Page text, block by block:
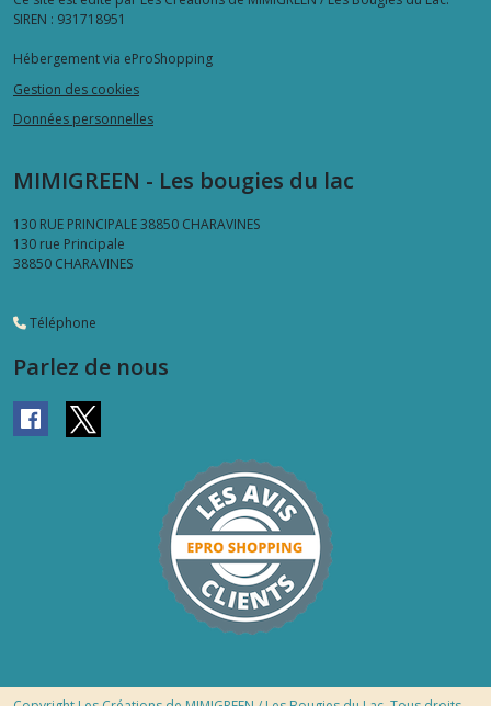
SIREN : 931718951
Hébergement via eProShopping
Gestion des cookies
Données personnelles
MIMIGREEN - Les bougies du lac
130 RUE PRINCIPALE 38850 CHARAVINES
130 rue Principale
38850 CHARAVINES
Téléphone
Parlez de nous